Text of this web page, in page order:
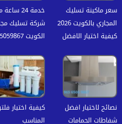
سعر ماكينة تسليك
المجاري بالكويت 2026
كيفية اختيار الافضل
خدمة 24
شركة تسليك
الكويت 96565059867
نصائح لاختيار افضل
شفاطات الحمامات
كيفية اختيار
المناسب